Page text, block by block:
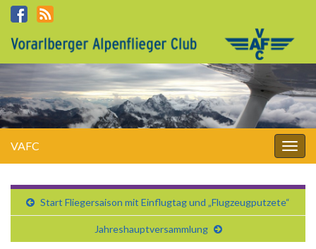
VAFC
Start Fliegersaison mit Einflugtag und „Flugzeugputzete“
Jahreshauptversammlung